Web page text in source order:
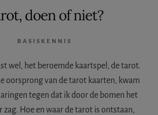
doen of niet?
BASISKENNIS
wel, het beroemde kaartspel, de tarot.
oorsprong van de tarot kaarten, kwam
tegen dat ik door de bomen het
zag. Hoe en waar de tarot is ontstaan,